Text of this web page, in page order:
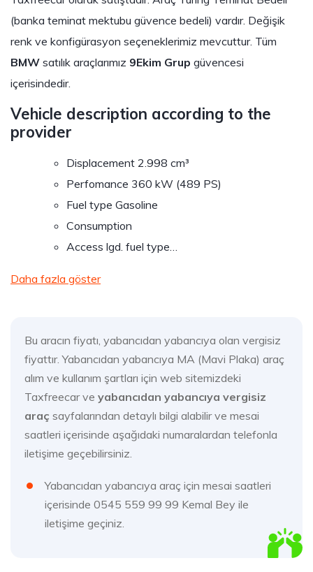
(banka teminat mektubu güvence bedeli) vardır. Değişik
renk ve konfigürasyon seçeneklerimiz mevcuttur. Tüm
BMW satılık araçlarımız 9Ekim Grup güvencesi
içerisindedir.
Vehicle description according to the
provider
Displacement 2.998 cm³
Perfomance 360 kW (489 PS)
Fuel type Gasoline
Consumption
Access lgd. fuel type…
Daha fazla göster
Bu aracın fiyatı, yabancıdan yabancıya olan vergisiz
fiyattır. Yabancıdan yabancıya MA (Mavi Plaka) araç
alım ve kullanım şartları için web sitemizdeki
Taxfreecar ve yabancıdan yabancıya vergisiz
araç sayfalarından detaylı bilgi alabilir ve mesai
saatleri içerisinde aşağıdaki numaralardan telefonla
iletişime geçebilirsiniz.
Yabancıdan yabancıya araç için mesai saatleri
içerisinde 0545 559 99 99 Kemal Bey ile
iletişime geçiniz.